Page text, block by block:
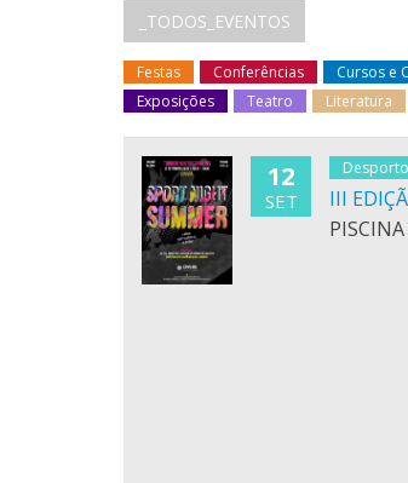
_TODOS_EVENTOS
Festas Conferências Cursos e
Exposições
Teatro Literatura
12
SET
Desporto
III